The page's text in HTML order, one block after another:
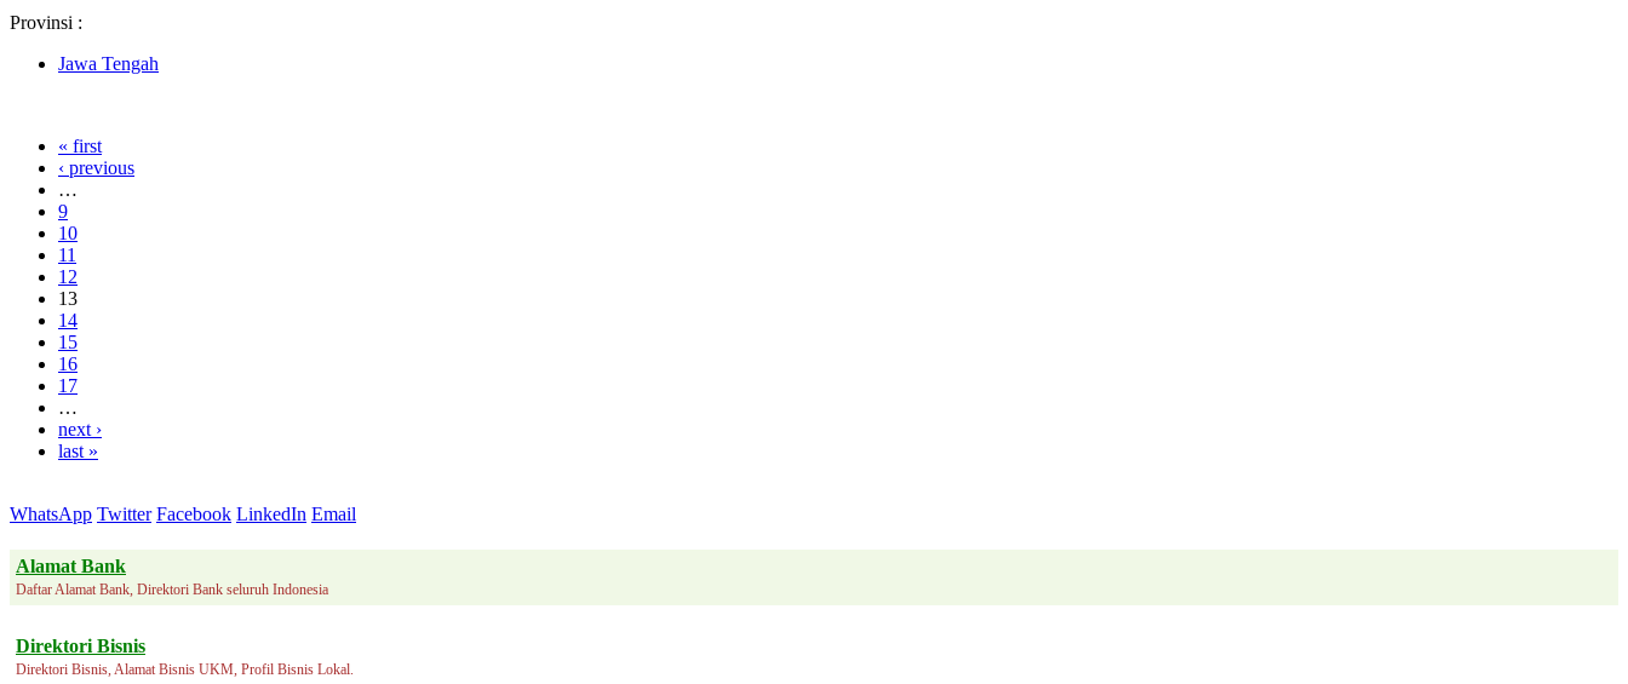
Provinsi :
Jawa Tengah
« first
‹ previous
…
9
10
11
12
13
14
15
16
17
…
next ›
last »
WhatsApp Twitter Facebook LinkedIn Email
Alamat Bank
Daftar Alamat Bank, Direktori Bank seluruh Indonesia
Direktori Bisnis
Direktori Bisnis, Alamat Bisnis UKM, Profil Bisnis Lokal.